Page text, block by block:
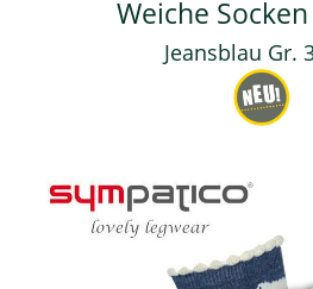
Weiche
Jeansblau Gr.